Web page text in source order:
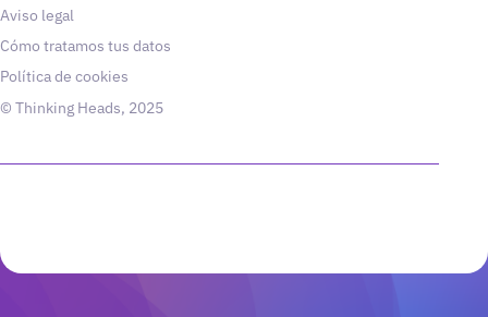
Aviso legal
Cómo tratamos tus datos
Política de cookies
© Thinking Heads, 2025